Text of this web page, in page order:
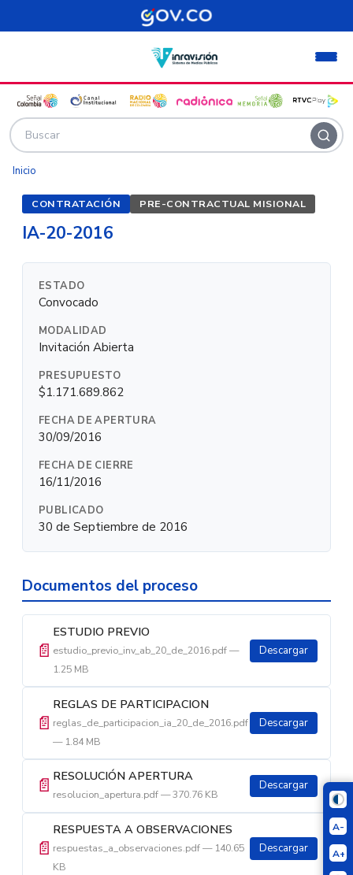
Pasar al contenido principal
A-
A+
Inicio
CONTRATACIÓN PRE-CONTRACTUAL MISIONAL
IA-20-2016
ESTADO
Convocado
MODALIDAD
Invitación Abierta
PRESUPUESTO
$1.171.689.862
FECHA DE APERTURA
30/09/2016
FECHA DE CIERRE
16/11/2016
PUBLICADO
30 de Septiembre de 2016
Documentos del proceso
📄
ESTUDIO PREVIO
estudio_previo_inv_ab_20_de_2016.pdf —
1.25 MB
Descargar
📄
REGLAS DE PARTICIPACION
reglas_de_participacion_ia_20_de_2016.pdf
— 1.84 MB
Descargar
📄 RESOLUCIÓN APERTURA
resolucion_apertura.pdf — 370.76 KB
Descargar
📄
RESPUESTA A OBSERVACIONES
respuestas_a_observaciones.pdf — 140.65
KB
Descargar